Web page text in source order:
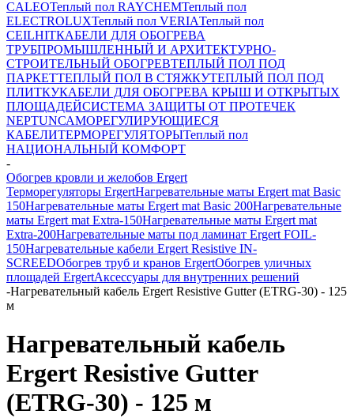
CALEOТеплый пол RAYCHEMТеплый пол
ELECTROLUXТеплый пол VERIAТеплый пол
CEILHITКАБЕЛИ ДЛЯ ОБОГРЕВА
ТРУБПРОМЫШЛЕННЫЙ И АРХИТЕКТУРНО-
СТРОИТЕЛЬНЫЙ ОБОГРЕВТЕПЛЫЙ ПОЛ ПОД
ПАРКЕТТЕПЛЫЙ ПОЛ В СТЯЖКУТЕПЛЫЙ ПОЛ ПОД
ПЛИТКУКАБЕЛИ ДЛЯ ОБОГРЕВА КРЫШ И ОТКРЫТЫХ
ПЛОЩАДЕЙСИСТЕМА ЗАЩИТЫ ОТ ПРОТЕЧЕК
NEPTUNСАМОРЕГУЛИРУЮЩИЕСЯ
КАБЕЛИТЕРМОРЕГУЛЯТОРЫТеплый пол
НАЦИОНАЛЬНЫЙ КОМФОРТ
-
Обогрев кровли и желобов Ergert
Терморегуляторы ErgertНагревательные маты Ergert mat Basic
150Нагревательные маты Ergert mat Basic 200Нагревательные
маты Ergert mat Extra-150Нагревательные маты Ergert mat
Extra-200Нагревательные маты под ламинат Ergert FOIL-
150Нагревательные кабели Ergert Resistive IN-
SCREEDОбогрев труб и кранов ErgertОбогрев уличных
площадей ErgertАксессуары для внутренних решений
-Нагревательный кабель Ergert Resistive Gutter (ETRG-30) - 125
м
Нагревательный кабель
Ergert Resistive Gutter
(ETRG-30) - 125 м